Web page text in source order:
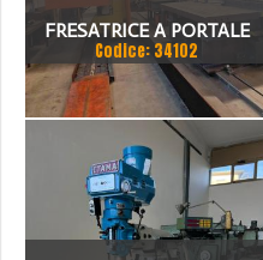
FRESATRICE A PORTALE
NORMA
Codice: 34102